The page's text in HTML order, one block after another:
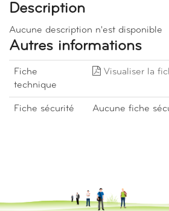
Description
Aucune description n'est disponible
Autres informations
Fiche
technique
Visualiser la
Fiche sécurité Aucune fiche